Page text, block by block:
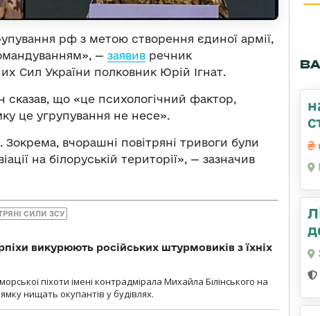
рф з метою створення єдиної армії,
— заявив речник
Сил України полковник Юрій Ігнат.
що «це психологічний фактор,
це угрупування не несе».
вчорашні повітряні тривоги були
на білоруській території», — зазначив
СИЛИ ЗСУ
викурюють російських штурмовиків з їхніх
піхоти імені контрадмірала Михайла Білінського на
нищать окупантів у будівлях.